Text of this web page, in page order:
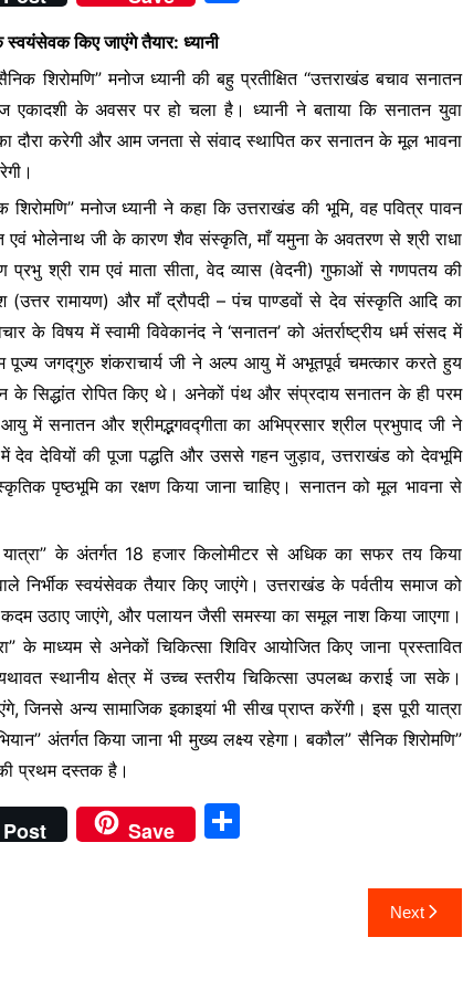
e
किए जाएंगे तैयार: ध्यानी
शिरोमणि” मनोज ध्यानी की बहु प्रतीक्षित “उत्तराखंड बचाव सनातन
के अवसर पर हो चला है। ध्यानी ने बताया कि सनातन युवा
का दौरा करेगी और आम जनता से संवाद स्थापित कर सनातन के मूल भावना
मनोज ध्यानी ने कहा कि उत्तराखंड की भूमि, वह पवित्र पावन
एवं भोलेनाथ जी के कारण शैव संस्कृति, माँ यमुना के अवतरण से श्री राधा
श्री राम एवं माता सीता, वेद व्यास (वेदनी) गुफाओं से गणपतय की
रामायण) और माँ द्रौपदी – पंच पाण्डवों से देव संस्कृति आदि का
विषय में स्वामी विवेकानंद ने ‘सनातन’ को अंतर्राष्ट्रीय धर्म संसद में
पूज्य जगद्गुरु शंकराचार्य जी ने अल्प आयु में अभूतपूर्व चमत्कार करते हुय
सिद्धांत रोपित किए थे। अनेकों पंथ और संप्रदाय सनातन के ही परम
में सनातन और श्रीमद्भगवद्गीता का अभिप्रसार श्रील प्रभुपाद जी ने
देव देवियों की पूजा पद्धति और उससे गहन जुड़ाव, उत्तराखंड को देवभूमि
पृष्ठभूमि का रक्षण किया जाना चाहिए। सनातन को मूल भावना से
के अंतर्गत 18 हजार किलोमीटर से अधिक का सफर तय किया
निर्भीक स्वयंसेवक तैयार किए जाएंगे। उत्तराखंड के पर्वतीय समाज को
उठाए जाएंगे, और पलायन जैसी समस्या का समूल नाश किया जाएगा।
के माध्यम से अनेकों चिकित्सा शिविर आयोजित किए जाना प्रस्तावित
स्थानीय क्षेत्र में उच्च स्तरीय चिकित्सा उपलब्ध कराई जा सके।
जिनसे अन्य सामाजिक इकाइयां भी सीख प्राप्त करेंगी। इस पूरी यात्रा
अंतर्गत किया जाना भी मुख्य लक्ष्य रहेगा। बकौल” सैनिक शिरोमणि”
प्रथम दस्तक है।
Post Save
Next